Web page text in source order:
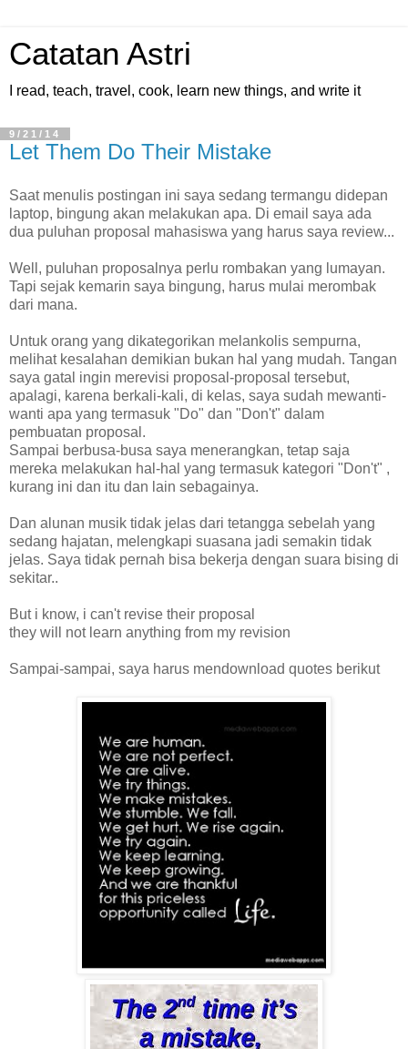
Catatan Astri
I read, teach, travel, cook, learn new things, and write it
9/21/14
Let Them Do Their Mistake
Saat menulis postingan ini saya sedang termangu didepan
laptop, bingung akan melakukan apa. Di email saya ada
dua puluhan proposal mahasiswa yang harus saya review...
Well, puluhan proposalnya perlu rombakan yang lumayan.
Tapi sejak kemarin saya bingung, harus mulai merombak
dari mana.
Untuk orang yang dikategorikan melankolis sempurna,
melihat kesalahan demikian bukan hal yang mudah. Tangan
saya gatal ingin merevisi proposal-proposal tersebut,
apalagi, karena berkali-kali, di kelas, saya sudah mewanti-
wanti apa yang termasuk "Do" dan "Don't" dalam
pembuatan proposal.
Sampai berbusa-busa saya menerangkan, tetap saja
mereka melakukan hal-hal yang termasuk kategori "Don't" ,
kurang ini dan itu dan lain sebagainya.
Dan alunan musik tidak jelas dari tetangga sebelah yang
sedang hajatan, melengkapi suasana jadi semakin tidak
jelas. Saya tidak pernah bisa bekerja dengan suara bising di
sekitar..
But i know, i can't revise their proposal
they will not learn anything from my revision
Sampai-sampai, saya harus mendownload quotes berikut